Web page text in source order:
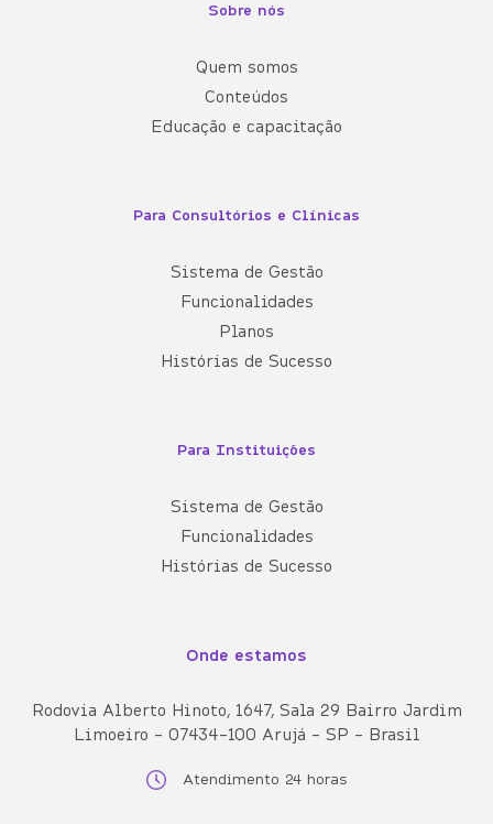
Sobre nós
Quem somos
Conteúdos
Educação e capacitação
Para Consultórios e Clínicas
Sistema de Gestão
Funcionalidades
Planos
Histórias de Sucesso
Para Instituições
Sistema de Gestão
Funcionalidades
Histórias de Sucesso
Onde estamos
Rodovia Alberto Hinoto, 1647, Sala 29 Bairro Jardim
Limoeiro - 07434-100 Arujá - SP - Brasil
Atendimento 24 horas